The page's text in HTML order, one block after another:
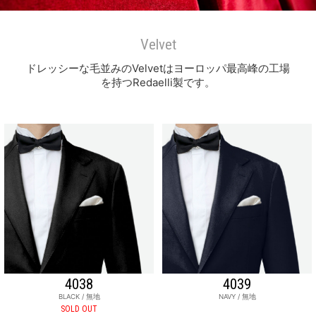
Velvet
ドレッシーな毛並みのVelvetはヨーロッパ最高峰の工場
を持つRedaelli製です。
4038
BLACK / 無地
SOLD OUT
4039
NAVY / 無地